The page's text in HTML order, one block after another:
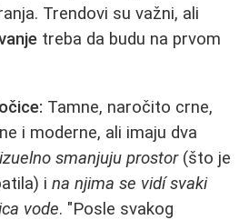
Trendovi su važni, ali
treba da budu na prvom
Tamne, naročito crne,
i moderne, ali imaju dva
smanjuju prostor(što je
i na njima se vidí svaki
vode. "Posle svakog